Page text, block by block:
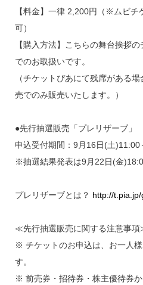
【料金】一律 2,200円（※ムビチ
可）
【購入方法】こちらの舞台挨拶
でのお取扱いです。
（チケットぴあにて残席がある
売でのみ販売いたします。）
●先行抽選販売「プレリザーブ」
申込受付期間：9月16日(土
※抽選結果発表は9月22日(金
プレリザーブとは？ http://
≪先行抽選販売に関する注意事
※ チケットのお申込は、お一人
す。
※ 前売券・招待券・株主優待券